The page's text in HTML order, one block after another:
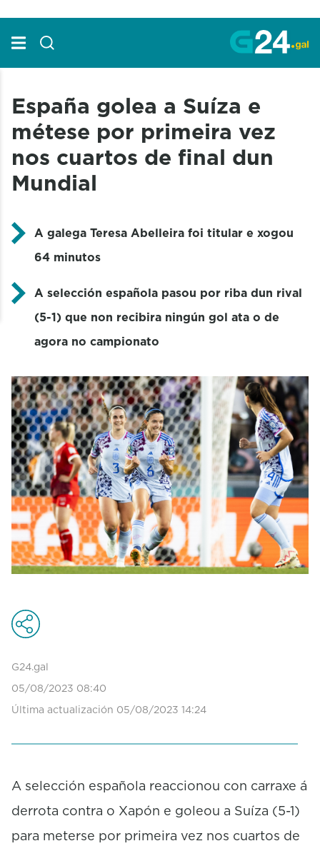
España golea a Suíza e
métese por primeira vez
nos cuartos de final dun
Mundial
A galega Teresa Abelleira foi titular e xogou
64 minutos
A selección española pasou por riba dun rival
(5-1) que non recibira ningún gol ata o de
agora no campionato
G24.gal
05/08/2023 08:40
Última actualización 05/08/2023 14:24
A selección española reaccionou con carraxe á
derrota contra o Xapón e goleou a Suíza (5-1)
para meterse por primeira vez nos cuartos de